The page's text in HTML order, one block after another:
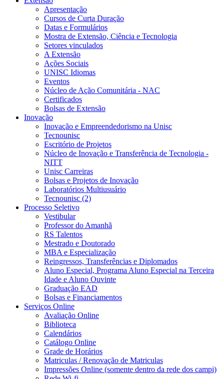
Apresentação
Cursos de Curta Duração
Datas e Formulários
Mostra de Extensão, Ciência e Tecnologia
Setores vinculados
A Extensão
Ações Sociais
UNISC Idiomas
Eventos
Núcleo de Ação Comunitária - NAC
Certificados
Bolsas de Extensão
Inovação
Inovação e Empreendedorismo na Unisc
Tecnounisc
Escritório de Projetos
Núcleo de Inovação e Transferência de Tecnologia -
NITT
Unisc Carreiras
Bolsas e Projetos de Inovação
Laboratórios Multiusuário
Tecnounisc (2)
Processo Seletivo
Vestibular
Professor do Amanhã
RS Talentos
Mestrado e Doutorado
MBA e Especialização
Reingressos, Transferências e Diplomados
Aluno Especial, Programa Aluno Especial na Terceira
Idade e Aluno Ouvinte
Graduação EAD
Bolsas e Financiamentos
Serviços Online
Avaliação Online
Biblioteca
Calendários
Catálogo Online
Grade de Horários
Matriculas / Renovação de Matriculas
Impressões Online (somente dentro da rede dos campi)